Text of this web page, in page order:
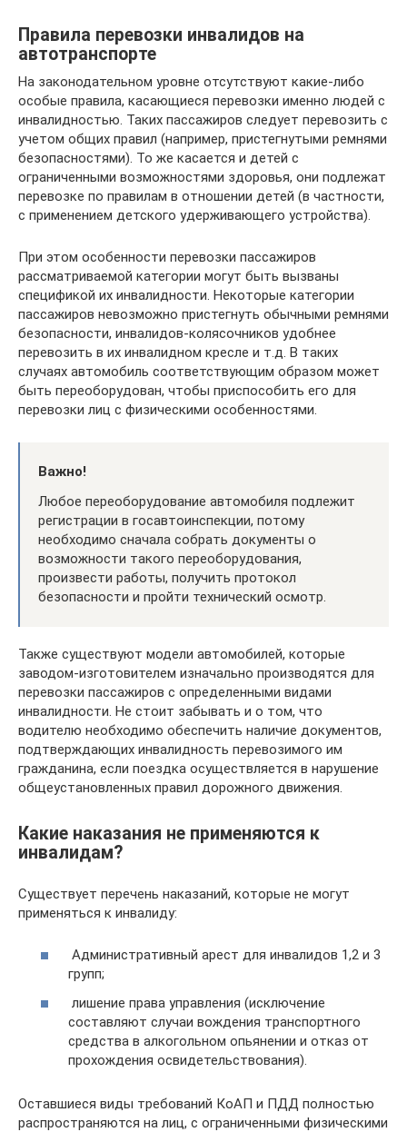
Правила перевозки инвалидов на
автотранспорте
На законодательном уровне отсутствуют какие-либо
особые правила, касающиеся перевозки именно людей с
инвалидностью. Таких пассажиров следует перевозить с
учетом общих правил (например, пристегнутыми ремнями
безопасностями). То же касается и детей с
ограниченными возможностями здоровья, они подлежат
перевозке по правилам в отношении детей (в частности,
с применением детского удерживающего устройства).
При этом особенности перевозки пассажиров
рассматриваемой категории могут быть вызваны
спецификой их инвалидности. Некоторые категории
пассажиров невозможно пристегнуть обычными ремнями
безопасности, инвалидов-колясочников удобнее
перевозить в их инвалидном кресле и т.д. В таких
случаях автомобиль соответствующим образом может
быть переоборудован, чтобы приспособить его для
перевозки лиц с физическими особенностями.
Важно!
Любое переоборудование автомобиля подлежит
регистрации в госавтоинспекции, потому
необходимо сначала собрать документы о
возможности такого переоборудования,
произвести работы, получить протокол
безопасности и пройти технический осмотр.
Также существуют модели автомобилей, которые
заводом-изготовителем изначально производятся для
перевозки пассажиров с определенными видами
инвалидности. Не стоит забывать и о том, что
водителю необходимо обеспечить наличие документов,
подтверждающих инвалидность перевозимого им
гражданина, если поездка осуществляется в нарушение
общеустановленных правил дорожного движения.
Какие наказания не применяются к
инвалидам?
Существует перечень наказаний, которые не могут
применяться к инвалиду:
Административный арест для инвалидов 1,2 и 3
групп;
лишение права управления (исключение
составляют случаи вождения транспортного
средства в алкогольном опьянении и отказ от
прохождения освидетельствования).
Оставшиеся виды требований КоАП и ПДД полностью
распространяются на лиц, с ограниченными физическими